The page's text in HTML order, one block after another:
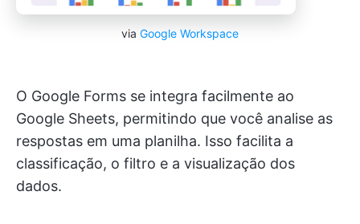
via Google Workspace
O Google Forms se integra facilmente ao
Google Sheets, permitindo que você analise as
respostas em uma planilha. Isso facilita a
classificação, o filtro e a visualização dos
dados.